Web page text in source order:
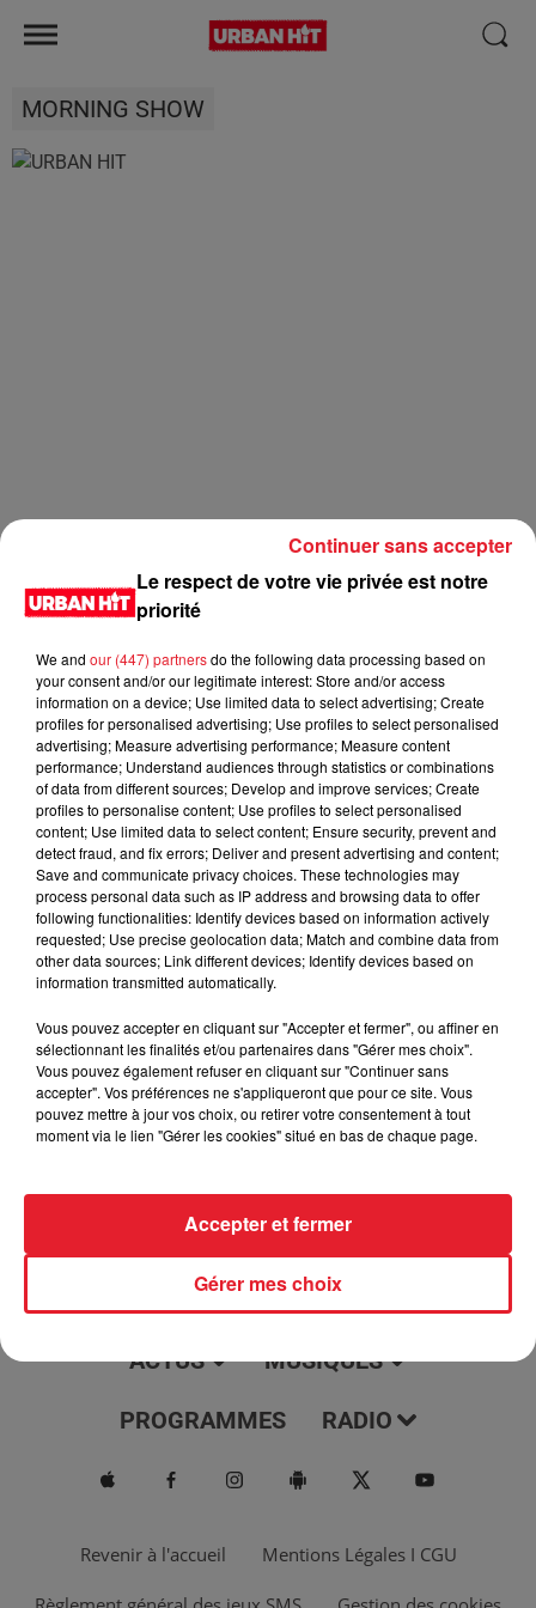
MORNING SHOW
0:00 2 min 47 sec
17 mai 2023 - 2 min 47 sec
Le Juduku du 17/05/2023
Du lundi au vendredi, de 6h à 09h, retrouvez Evan, Sandro,
Aline et Laura pour vous réveiller sur Urban hit. Au
programme : le jeu des 30 secondes chrono, le sondage du
jour, l'info moulaga, le saviez-vous...
ACTUS MUSIQUES
PROGRAMMES RADIO
Revenir à l'accueil Mentions Légales I CGU
Le respect de votre vie privée est notre
priorité
We and our (447) partnersdo the following data processing based on
your consent and/or our legitimate interest: Store and/or access
information on a device; Use limited data to select advertising; Create
profiles for personalised advertising; Use profiles to select personalised
advertising; Measure advertising performance; Measure content
performance; Understand audiences through statistics or combinations
of data from different sources; Develop and improve services; Create
profiles to personalise content; Use profiles to select personalised
content; Use limited data to select content; Ensure security, prevent and
detect fraud, and fix errors; Deliver and present advertising and content;
Save and communicate privacy choices. These technologies may
process personal data such as IP address and browsing data to offer
following functionalities: Identify devices based on information actively
requested; Use precise geolocation data; Match and combine data from
other data sources; Link different devices; Identify devices based on
information transmitted automatically.
Vous pouvez accepter en cliquant sur "Accepter et fermer", ou affiner en
sélectionnant les finalités et/ou partenaires dans "Gérer mes choix".
Vous pouvez également refuser en cliquant sur "Continuer sans
accepter". Vos préférences ne s'appliqueront que pour ce site. Vous
pouvez mettre à jour vos choix, ou retirer votre consentement à tout
moment via le lien "Gérer les cookies" situé en bas de chaque page.
Gérer mes choix
Accepter et fermer
Continuer sans accepter